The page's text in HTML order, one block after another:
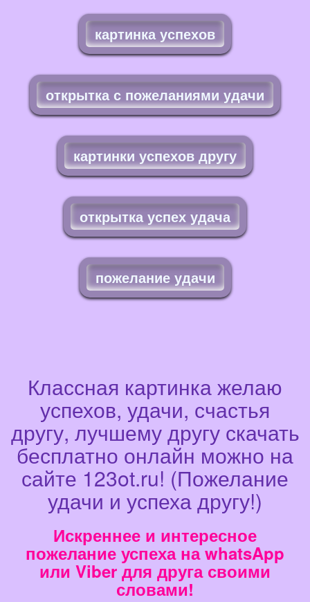
картинка успехов
открытка с пожеланиями удачи
картинки успехов другу
открытка успех удача
пожелание удачи
Классная картинка желаю
успехов, удачи, счастья
другу, лучшему другу скачать
бесплатно онлайн можно на
сайте 123ot.ru! (Пожелание
удачи и успеха другу!)
Искреннее и интересное
пожелание успеха на whatsApp
или Viber для друга своими
словами!